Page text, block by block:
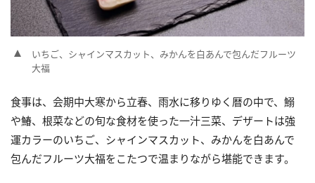
いちご、シャインマスカット、みかんを白あんで包んだフルーツ
大福
食事は、会期中大寒から立春、雨水に移りゆく暦の中で、鰯
や鰆、根菜などの旬な食材を使った一汁三菜、デザートは強
運カラーのいちご、シャインマスカット、みかんを白あんで
包んだフルーツ大福をこたつで温まりながら堪能できます。